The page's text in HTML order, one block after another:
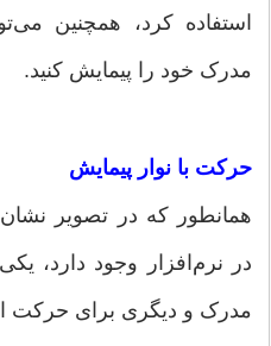
استفاده‌ کرد، همچنین
مدرک خود را پیمایش کنید.
حرکت با نوار پیمایش
همانطور که در تصویر
در نرم‌افزار وجود دارد،
مدرک و دیگری برای حرکت